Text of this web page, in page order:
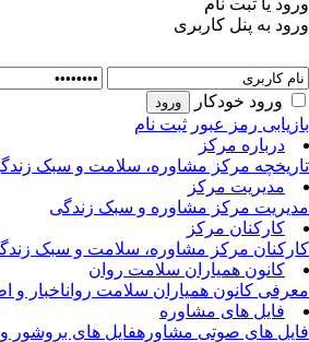
ورود یا ثبت نام
ورود به پنل کاربری
ورود خودکار
بازیابی رمز عبور ثبت نام
درباره مرکز
تاریخچه مرکز مشاوره، سلامت و سبک
مدیریت مرکز
مدیریت مرکز مشاوره و سبک زندگی
کارکنان مرکز
کارکنان مرکز مشاوره، سلامت و سبک
کانون همیاران سلامت روان
معرفی کانون همیاران سلامت رواناخبار و
فایل های مشاوره
فایل های صوتی مشاورهفایل های بروشور